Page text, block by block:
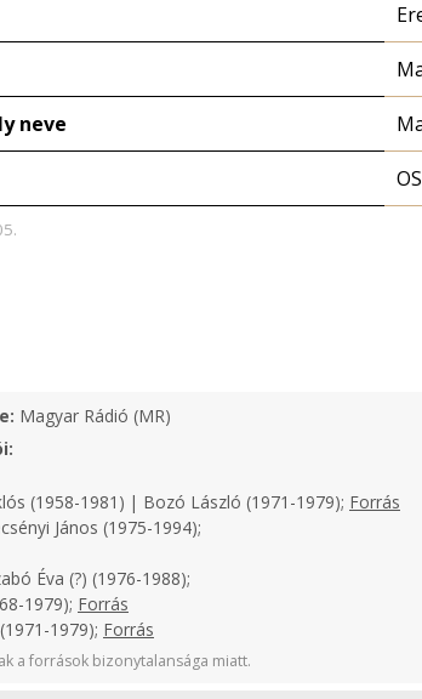
neve
Magyar Rádió (MR)
(1958-1981) | Bozó László (1971-1979); Forrás
János (1975-1994);
Éva (?) (1976-1988);
1979); Forrás
1979); Forrás
a források bizonytalansága miatt.